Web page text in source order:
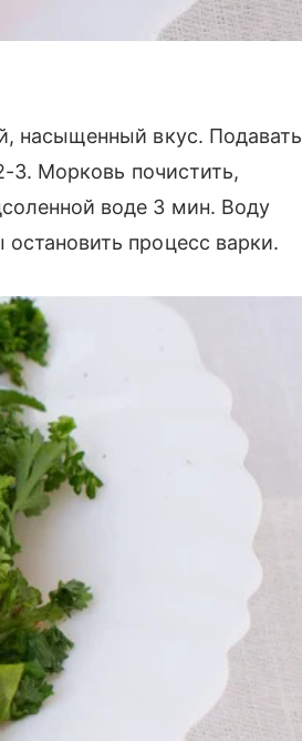
насыщенный вкус. Подавать
3. Морковь почистить,
воде 3 мин. Воду
процесс варки.